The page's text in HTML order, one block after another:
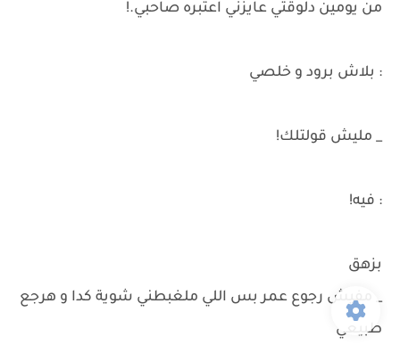
من يومين دلوقتي عايزني اعتبره صاحبي.!
: بلاش برود و خلصي
_ مليش قولتلك!
: فيه!
بزهق
_ مفيش رجوع عمر بس اللي ملغبطني شوية كدا و هرجع
طبيعي